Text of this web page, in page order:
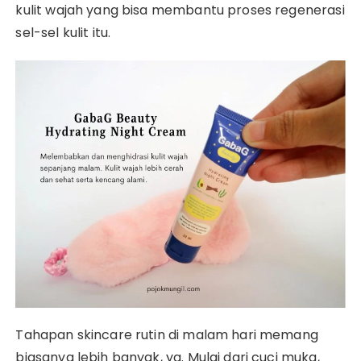
kulit wajah yang bisa membantu proses regenerasi
sel-sel kulit itu.
Tahapan skincare rutin di malam hari memang
biasanya lebih banyak, ya. Mulai dari cuci muka,